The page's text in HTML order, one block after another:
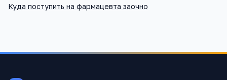
Куда поступить на фармацевта заочно